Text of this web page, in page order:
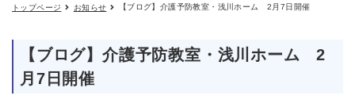
話
か
トップページ お知らせ 【ブログ】介護予防教室・浅川ホーム 2月7日開催
【ブログ】介護予防教室・浅川ホーム 2
月7日開催